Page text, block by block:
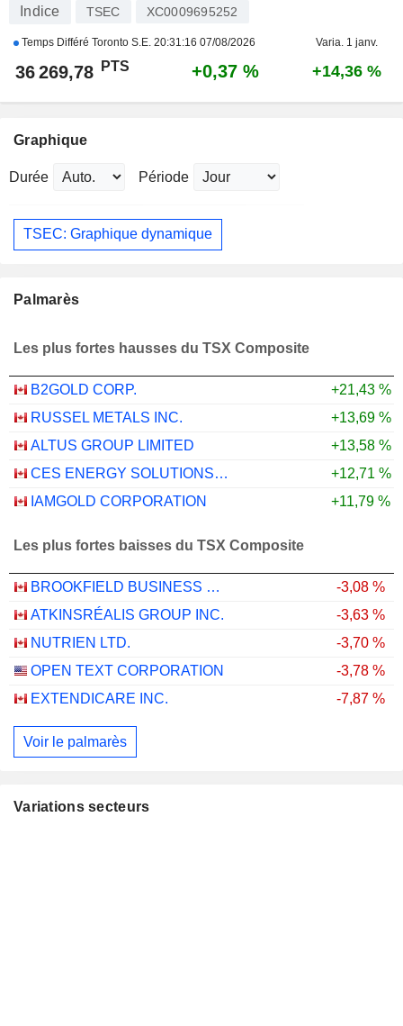
Indice TSEC XC0009695252
Temps Différé Toronto S.E. 20:31:16 07/08/2026 Varia. 1 janv.
36 269,78 PTS +0,37 % +14,36 %
Graphique
Durée Période
TSEC: Graphique dynamique
Palmarès
Les plus fortes hausses du TSX Composite
B2GOLD CORP.
+21,43 %
RUSSEL METALS INC.
+13,69 %
ALTUS GROUP LIMITED
+13,58 %
CES ENERGY SOLUTIONS CORP.
+12,71 %
IAMGOLD CORPORATION
+11,79 %
Les plus fortes baisses du TSX Composite
BROOKFIELD BUSINESS CORPORATION
-3,08 %
ATKINSRÉALIS GROUP INC.
-3,63 %
NUTRIEN LTD.
-3,70 %
OPEN TEXT CORPORATION
-3,78 %
EXTENDICARE INC.
-7,87 %
Voir le palmarès
Variations secteurs